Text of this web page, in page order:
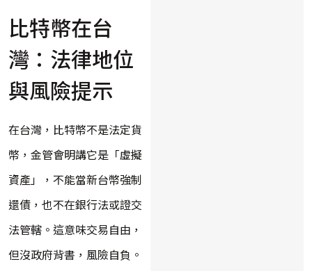
比特幣在台
灣：法律地位
與風險提示
在台灣，比特幣不是法定貨
幣，金管會明講它是「虛擬
資產」，不能當新台幣強制
還債，也不在銀行法或證交
法管轄。這意味交易自由，
但沒政府背書，風險自負。